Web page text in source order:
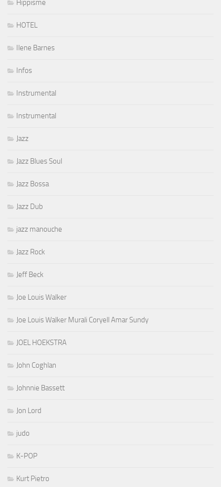
Hippisme
HOTEL
Ilene Barnes
Infos
Instrumental
Instrumental
Jazz
Jazz Blues Soul
Jazz Bossa
Jazz Dub
jazz manouche
Jazz Rock
Jeff Beck
Joe Louis Walker
Joe Louis Walker Murali Coryell Amar Sundy
JOEL HOEKSTRA
John Coghlan
Johnnie Bassett
Jon Lord
judo
K-POP
Kurt Pietro